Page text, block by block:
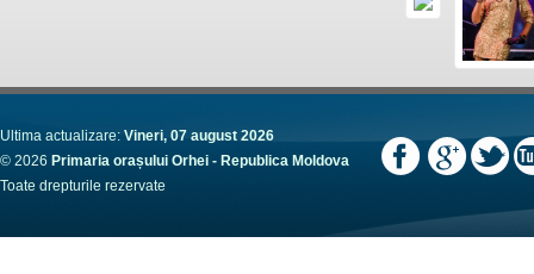
Ultima actualizare: Vineri, 07 august 2026
© 2026 Primaria orașului Orhei - Republica Moldova
Toate drepturile rezervate